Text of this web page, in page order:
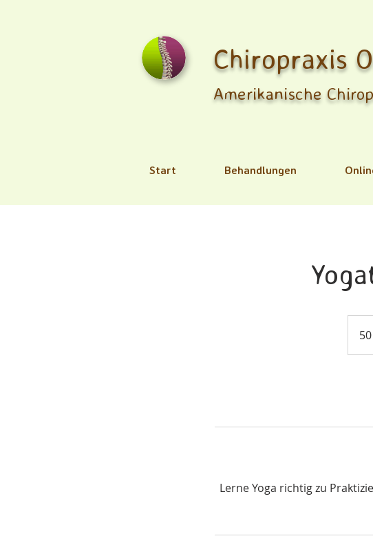
Chiropraxis
Amerikanische
Start Behandlungen
Lerne Yoga richtig zu